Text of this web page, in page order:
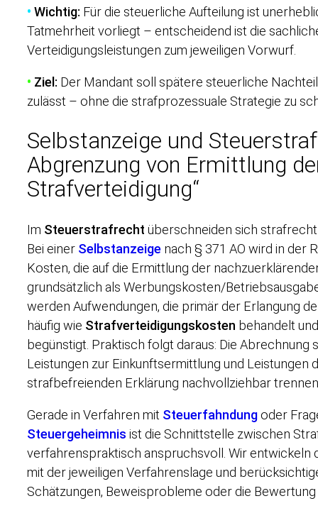
• Wichtig: Für die steuerliche Aufteilung ist
Tatmehrheit vorliegt – entscheidend ist die
Verteidigungsleistungen zum jeweiligen Vorwurf.
• Ziel: Der Mandant soll spätere steuerliche
zulässt – ohne die strafprozessuale Strategie zu
Selbstanzeige und
Abgrenzung von Ermittlung
Strafverteidigung“
Im Steuerstrafrecht überschneiden sich
Bei einer Selbstanzeige nach § 371 AO wird in der
Kosten, die auf die Ermittlung der
grundsätzlich als Werbungskosten/
werden Aufwendungen, die primär der Erlangung
häufig wie Strafverteidigungskosten behandelt
begünstigt. Praktisch folgt daraus: Die
Leistungen zur Einkunftsermittlung und Leistungen
strafbefreienden Erklärung nachvollziehbar
Gerade in Verfahren mit Steuerfahndungoder
Steuergeheimnis ist die Schnittstelle zwischen
verfahrenspraktisch anspruchsvoll. Wir entwickeln
mit der jeweiligen Verfahrenslage und
Schätzungen, Beweisprobleme oder die